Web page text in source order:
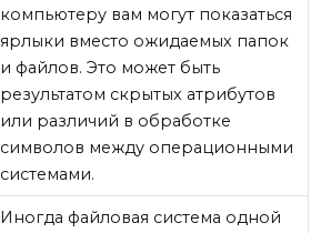
компьютеру вам могут показаться
ярлыки вместо ожидаемых папок
и файлов. Это может быть
результатом скрытых атрибутов
или различий в обработке
символов между операционными
системами.
Иногда файловая система одной